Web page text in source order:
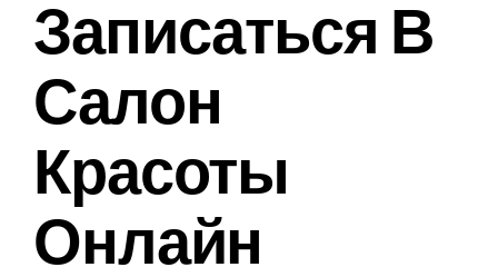
Записаться В
Салон
Красоты
Онлайн